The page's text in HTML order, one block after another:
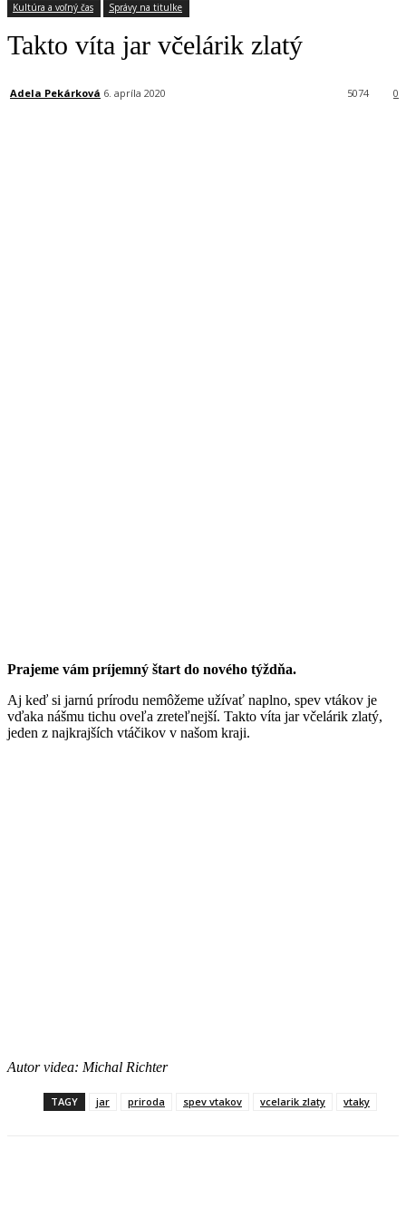
Kultúra a voľný čas Správy na titulke
Takto víta jar včelárik zlatý
Adela Pekárková 6. apríla 2020 0
5074
Prajeme vám príjemný štart do nového týždňa.
Aj keď si jarnú prírodu nemôžeme užívať naplno, spev vtákov je
vďaka nášmu tichu oveľa zreteľnejší. Takto víta jar včelárik zlatý,
jeden z najkrajších vtáčikov v našom kraji.
Autor videa: Michal Richter
TAGY jar priroda spev vtakov vcelarik zlaty vtaky